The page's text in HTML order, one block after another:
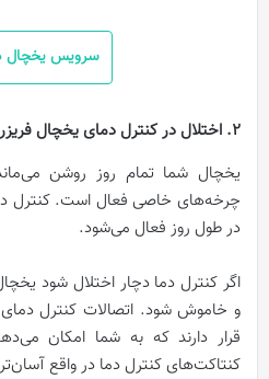
سرویس یخچال
2. اختلال در کنترل دمای یخچال فریزر
یخچال شما تمام روز روشن
چرخه‌های خاصی فعال است. کنترل
در طول روز فعال می‌شود.
اگر کنترل دما دچار اختلال شود
و خاموش شود. اتصالات کنترل
قرار دارند که به شما امکان
کنتاکت‌های کنترل دما در واقع